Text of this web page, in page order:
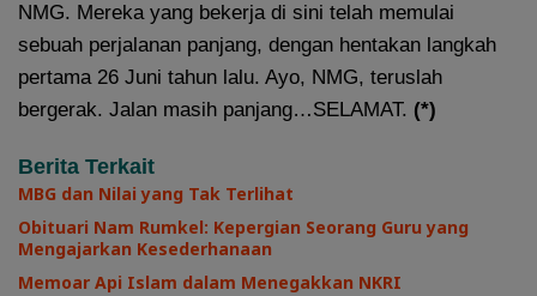
NMG. Mereka yang bekerja di sini telah memulai
sebuah perjalanan panjang, dengan hentakan langkah
pertama 26 Juni tahun lalu. Ayo, NMG, teruslah
bergerak. Jalan masih panjang…SELAMAT. (*)
Berita Terkait
MBG dan Nilai yang Tak Terlihat
Obituari Nam Rumkel: Kepergian Seorang Guru yang
Mengajarkan Kesederhanaan
Memoar Api Islam dalam Menegakkan NKRI